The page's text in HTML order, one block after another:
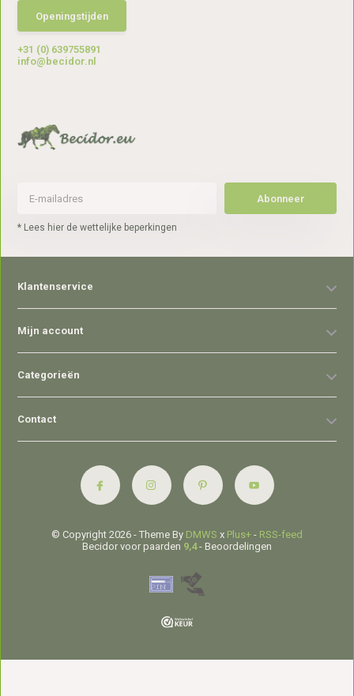
Openingstijden
+31 (0) 639755891
info@becidor.nl
Abonneer
* Lees hier de wettelijke beperkingen
Klantenservice
Mijn account
Categorieën
Contact
© Copyright 2026 - Theme By DMWS x Plus+ - RSS-feed
Becidor voor paarden 9,4- Beoordelingen